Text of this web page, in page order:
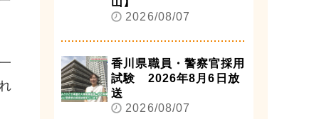
2026/08/07
香川県職員・警察官採用
試験 2026年8月6日放
送
2026/08/07